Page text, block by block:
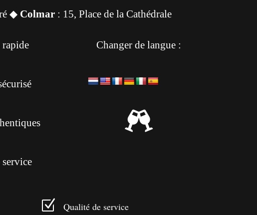
◆ Colmar : 15, Place de la Cathédrale
Changer de langue :

Z Qualité de service